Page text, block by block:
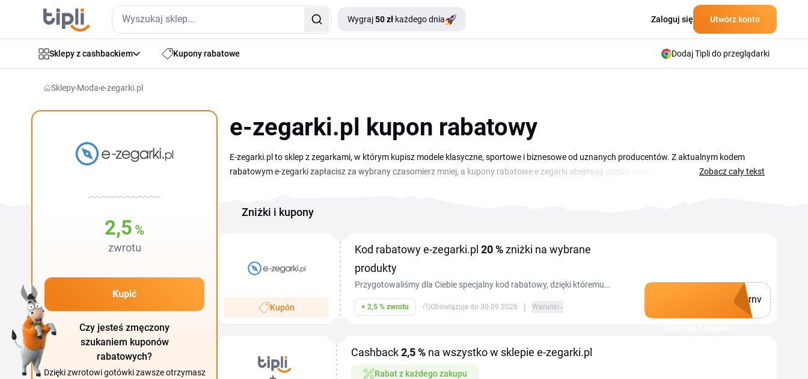
Wygraj50 zł każdego dnia Zaloguj się Utwórz konto
Sklepy z cashbackiem Kupony rabatowe Dodaj Tipli do przeglądarki
Sklepy Moda e-zegarki.pl
2,5 %
zwrotu
Kupić
Czy jesteś zmęczony
szukaniem kuponów
rabatowych?
Dzięki zwrotowi gotówki zawsze otrzymasz
e-zegarki.pl kupon rabatowy
E-zegarki.pl to sklep z zegarkami, w którym kupisz modele klasyczne, sportowe i biznesowe od uznanych producentów. Z aktualnym kodem
rabatowym e-zegarki zapłacisz za wybrany czasomierz mniej, a kupony rabatowe e zegarki obejmują często dodatkowe promocje sezonowe i
staną się bardziej opłacalne.
Zobacz cały tekst
Zniżki i kupony
Kupón
Kod rabatowy e-zegarki.pl 20 %zniżki na wybrane
produkty
Przygotowaliśmy dla Ciebie specjalny kod rabatowy, dzięki któremu
zyskasz do 20% rabatu na zakupy w e-zegarki.pl. To świetna okazja, by
zamówić zegarek dla siebie lub bliskiej osoby w jeszcze lepszej cenie. Wpisz
+ 2,5 % zwrotu Obowiązuje do 30.09.2026 | Warunki
rnv
Cashback2,5 % na wszystko w sklepie e-zegarki.pl
Rabat z każdego zakupu